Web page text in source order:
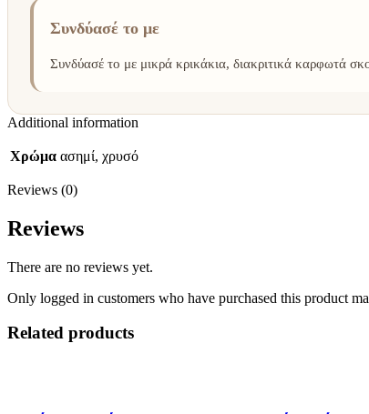
Συνδύασέ το με
Συνδύασέ το με μικρά κρικάκια, διακριτικά καρφωτά
Additional information
Χρώμα ασημί, χρυσό
Reviews (0)
Reviews
There are no reviews yet.
Only logged in customers who have purchased this product
Related products